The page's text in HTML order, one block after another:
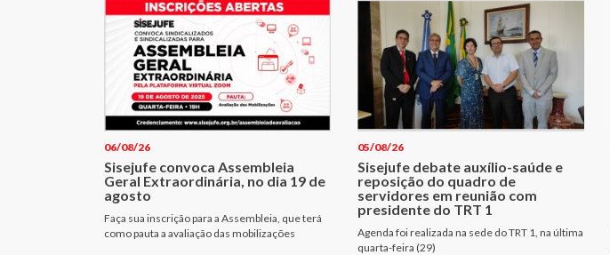
06/08/26
Sisejufe convoca Assembleia
Geral Extraordinária, no dia 19 de
agosto
Faça sua inscrição para a Assembleia, que terá
como pauta a avaliação das mobilizações
05/08/26
Sisejufe debate auxílio-saúde e
reposição do quadro de
servidores em reunião com
presidente do TRT 1
Agenda foi realizada na sede do TRT 1, na última
quarta-feira (29)